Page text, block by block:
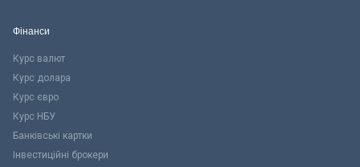
Фінанси
Курс валют
Курс долара
Курс євро
Курс НБУ
Банківські картки
Інвестиційні брокери